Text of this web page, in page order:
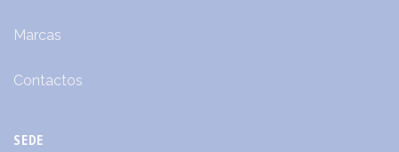
Marcas
Contactos
SEDE